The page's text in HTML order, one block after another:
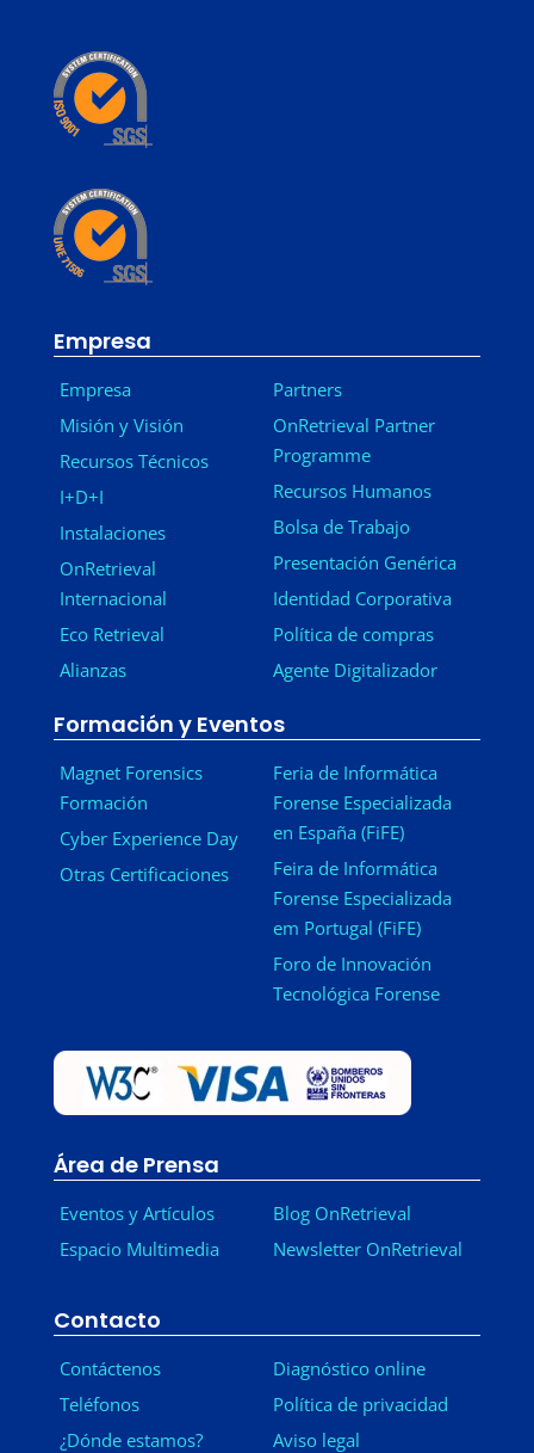
Empresa
Empresa
Misión y Visión
Recursos Técnicos
I+D+I
Instalaciones
OnRetrieval
Internacional
Eco Retrieval
Alianzas
Partners
OnRetrieval Partner
Programme
Recursos Humanos
Bolsa de Trabajo
Presentación Genérica
Identidad Corporativa
Política de compras
Agente Digitalizador
Formación y Eventos
Magnet Forensics
Formación
Cyber Experience Day
Otras Certificaciones
Feria de Informática
Forense Especializada
en España (FiFE)
Feira de Informática
Forense Especializada
em Portugal (FiFE)
Foro de Innovación
Tecnológica Forense
Área de Prensa
Eventos y Artículos
Espacio Multimedia
Blog OnRetrieval
Newsletter OnRetrieval
Contacto
Contáctenos
Teléfonos
¿Dónde estamos?
Diagnóstico online
Política de privacidad
Aviso legal